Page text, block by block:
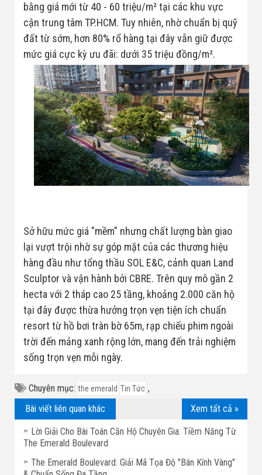
bằng giá mới từ 40 - 60 triệu/m² tại các khu vực
cận trung tâm TP.HCM. Tuy nhiên, nhờ chuẩn bị quỹ
đất từ sớm, hơn 80% rổ hàng tại đây vẫn giữ được
mức giá cực kỳ ưu đãi: dưới 35 triệu đồng/m².
Sở hữu mức giá "mềm" nhưng chất lượng bàn giao
lại vượt trội nhờ sự góp mặt của các thương hiệu
hàng đầu như tổng thầu SOL E&C, cảnh quan Land
Sculptor và vận hành bởi CBRE. Trên quy mô gần 2
hecta với 2 tháp cao 25 tầng, khoảng 2.000 căn hộ
tại đây được thừa hưởng trọn vẹn tiện ích chuẩn
resort từ hồ bơi tràn bờ 65m, rạp chiếu phim ngoài
trời đến mảng xanh rộng lớn, mang đến trải nghiệm
sống trọn vẹn mỗi ngày.
Chuyên mục: the emerald ,
Tin Tức
Xem tất cả »
Bài viết liên quan khác
Lời Giải Cho Bài Toán Căn Hộ Chuyên Gia: Tiềm Năng Từ
The Emerald Boulevard
The Emerald Boulevard: Giải Mã Tọa Độ "Bán Kính Vàng"